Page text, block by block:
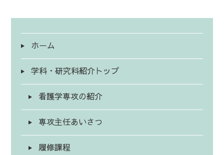
ホーム
学科・研究科紹介トップ
看護学専攻の紹介
専攻主任あいさつ
履修課程